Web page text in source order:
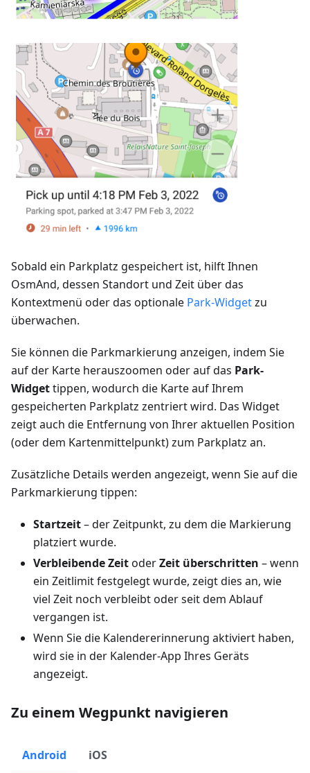
Sobald ein Parkplatz gespeichert ist, hilft Ihnen
OsmAnd, dessen Standort und Zeit über das
Kontextmenü oder das optionale Park-Widgetzu
überwachen.
Sie können die Parkmarkierung anzeigen, indem Sie
auf der Karte herauszoomen oder auf das Park-
Widgettippen, wodurch die Karte auf Ihrem
gespeicherten Parkplatz zentriert wird. Das Widget
zeigt auch die Entfernung von Ihrer aktuellen Position
(oder dem Kartenmittelpunkt) zum Parkplatz an.
Zusätzliche Details werden angezeigt, wenn Sie auf die
Parkmarkierung tippen:
Startzeit– der Zeitpunkt, zu dem die Markierung
platziert wurde.
Verbleibende ZeitoderZeit überschritten – wenn
ein Zeitlimit festgelegt wurde, zeigt dies an, wie
viel Zeit noch verbleibt oder seit dem Ablauf
vergangen ist.
Wenn Sie die Kalendererinnerung aktiviert haben,
wird sie in der Kalender-App Ihres Geräts
angezeigt.
Zu einem Wegpunkt navigieren
Android iOS